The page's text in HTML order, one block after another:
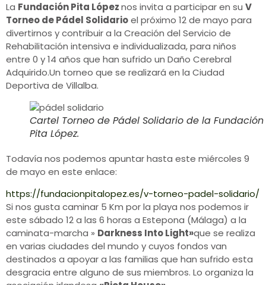
La Fundación Pita Lópeznos invita a participar en su V
Torneo de Pádel Solidarioel próximo 12 de mayo para
divertirnos y contribuir a la Creación del Servicio de
Rehabilitación intensiva e individualizada, para niños
entre 0 y 14 años que han sufrido un Daño Cerebral
Adquirido.Un torneo que se realizará en la Ciudad
Deportiva de Villalba.
Cartel Torneo de Pádel Solidario de la Fundación
Pita López.
Todavía nos podemos apuntar hasta este miércoles 9
de mayo en este enlace:
https://fundacionpitalopez.es/v-torneo-padel-solidario/
Si nos gusta caminar 5 Km por la playa nos podemos ir
este sábado 12 a las 6 horas a Estepona (Málaga) a la
caminata-marcha » Darkness Into Light»que se realiza
en varias ciudades del mundo y cuyos fondos van
destinados a apoyar a las familias que han sufrido esta
desgracia entre alguno de sus miembros. Lo organiza la